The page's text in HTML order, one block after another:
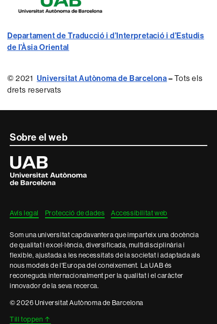
Departament de Traducció i d’Interpretació i d’Estudis
de l’Àsia Oriental
© 2021 Universitat Autònoma de Barcelona –Tots els
drets reservats
Contacte
informació
legal
Sobre el web
Universitat
Autònoma
de
Barcelona
Avís legal Protecció de dades Accessibilitat web
Som una universitat capdavantera que imparteix una docència
de qualitat i excel·lència, diversificada, multidisciplinària i
flexible, ajustada a les necessitats de la societat i adaptada als
nous models de l'Europa del coneixement. La UAB és
reconeguda internacionalment per la qualitat i el caràcter
innovador de la seva recerca.
© 2026 Universitat Autònoma de Barcelona
Till toppen ↑